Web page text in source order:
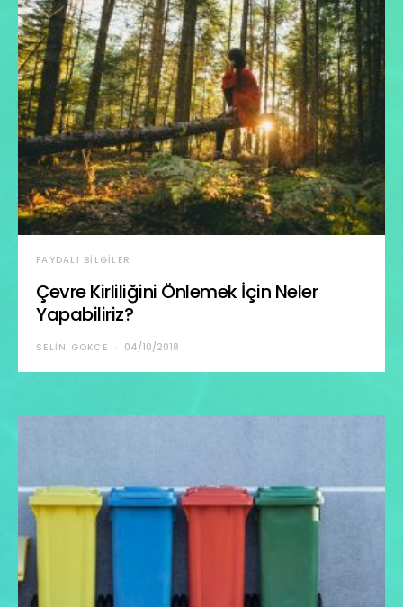
FAYDALI BILGILER
Çevre Kirliliğini Önlemek İçin Neler
Yapabiliriz?
SELIN GOKCE 04/10/2018